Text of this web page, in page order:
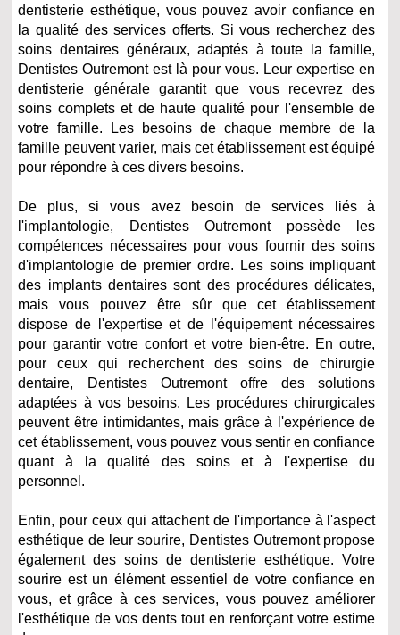
dentisterie esthétique, vous pouvez avoir confiance en
la qualité des services offerts. Si vous recherchez des
soins dentaires généraux, adaptés à toute la famille,
Dentistes Outremont est là pour vous. Leur expertise en
dentisterie générale garantit que vous recevrez des
soins complets et de haute qualité pour l'ensemble de
votre famille. Les besoins de chaque membre de la
famille peuvent varier, mais cet établissement est équipé
pour répondre à ces divers besoins.
De plus, si vous avez besoin de services liés à
l'implantologie, Dentistes Outremont possède les
compétences nécessaires pour vous fournir des soins
d'implantologie de premier ordre. Les soins impliquant
des implants dentaires sont des procédures délicates,
mais vous pouvez être sûr que cet établissement
dispose de l'expertise et de l'équipement nécessaires
pour garantir votre confort et votre bien-être. En outre,
pour ceux qui recherchent des soins de chirurgie
dentaire, Dentistes Outremont offre des solutions
adaptées à vos besoins. Les procédures chirurgicales
peuvent être intimidantes, mais grâce à l'expérience de
cet établissement, vous pouvez vous sentir en confiance
quant à la qualité des soins et à l'expertise du
personnel.
Enfin, pour ceux qui attachent de l'importance à l'aspect
esthétique de leur sourire, Dentistes Outremont propose
également des soins de dentisterie esthétique. Votre
sourire est un élément essentiel de votre confiance en
vous, et grâce à ces services, vous pouvez améliorer
l'esthétique de vos dents tout en renforçant votre estime